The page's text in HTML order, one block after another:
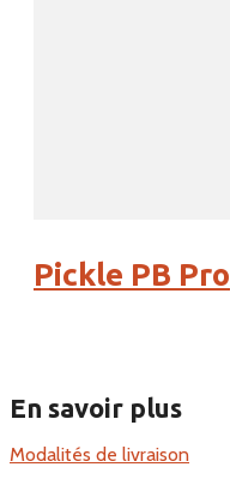
Pickle PB Pro
En savoir plus
Modalités de livraison